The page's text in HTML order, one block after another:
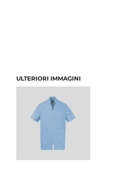
ULTERIORI IMMAGINI